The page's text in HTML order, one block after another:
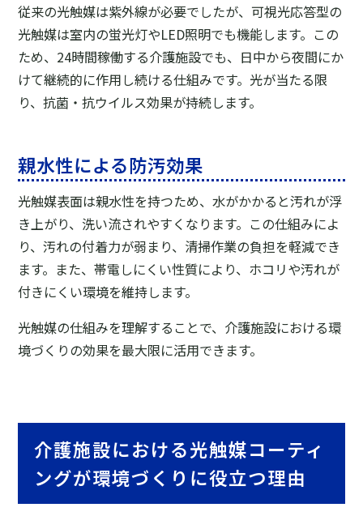
従来の光触媒は紫外線が必要でしたが、可視光応答型の
光触媒は室内の蛍光灯やLED照明でも機能します。この
ため、24時間稼働する介護施設でも、日中から夜間にか
けて継続的に作用し続ける仕組みです。光が当たる限
り、抗菌・抗ウイルス効果が持続します。
親水性による防汚効果
光触媒表面は親水性を持つため、水がかかると汚れが浮
き上がり、洗い流されやすくなります。この仕組みによ
り、汚れの付着力が弱まり、清掃作業の負担を軽減でき
ます。また、帯電しにくい性質により、ホコリや汚れが
付きにくい環境を維持します。
光触媒の仕組みを理解することで、介護施設における環
境づくりの効果を最大限に活用できます。
介護施設における光触媒コーティ
ングが環境づくりに役立つ理由